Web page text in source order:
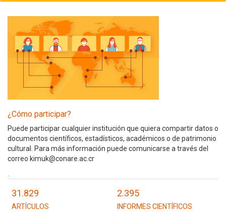
¿Cómo participar?
Puede participar cualquier institución que quiera compartir datos o
documentos científicos, estadísticos, académicos o de patrimonio
cultural. Para más información puede comunicarse a través del
correo kimuk@conare.ac.cr
31.829
ARTÍCULOS
2.395
INFORMES CIENTÍFICOS